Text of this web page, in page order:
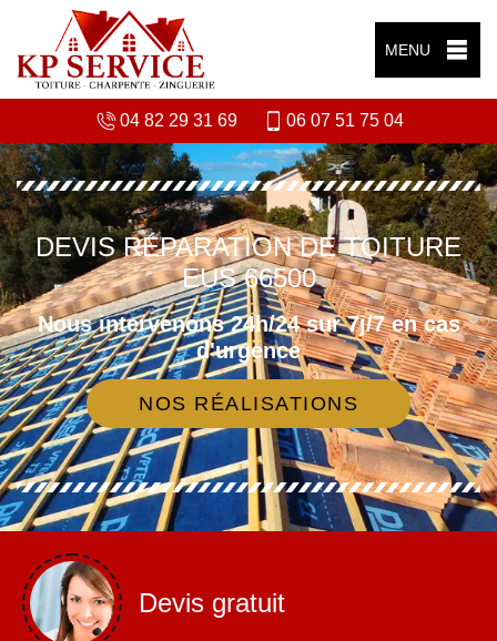
MENU
04 82 29 31 69 06 07 51 75 04
DEVIS RÉPARATION DE TOITURE
EUS 66500
Nous intervenons 24h/24 sur 7j/7 en cas
d'urgence
NOS RÉALISATIONS
Devis gratuit